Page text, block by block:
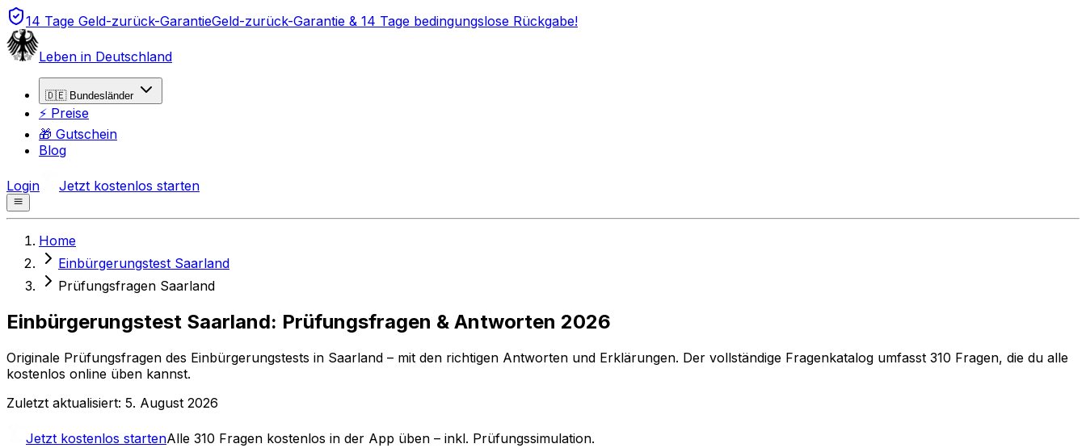
14 Tage Geld-zurück-GarantieGeld-zurück-Garantie & 14 Tage bedingungslose Rückgabe!
Leben in Deutschland
🇩🇪 Bundesländer
⚡ Preise
🎁 Gutschein
Blog
Login Jetzt kostenlos starten
Home
Einbürgerungstest Saarland
Prüfungsfragen Saarland
Einbürgerungstest Saarland: Prüfungsfragen & Antworten 2026
Originale Prüfungsfragen des Einbürgerungstests in Saarland – mit den richtigen Antworten und Erklärungen. Der vollständige Fragenkatalog umfasst 310 Fragen, die du alle
kostenlos online üben kannst.
Zuletzt aktualisiert: 5. August 2026
Jetzt kostenlos startenAlle 310 Fragen kostenlos in der App üben – inkl. Prüfungssimulation.